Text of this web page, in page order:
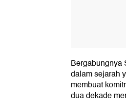
Bergabungnya
dalam sejarah
membuat
dua dekade